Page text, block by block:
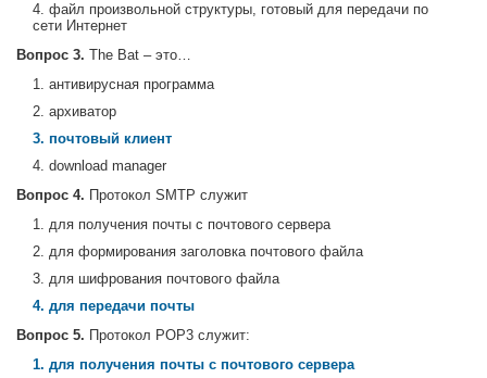
4. файл произвольной структуры, готовый для передачи по
сети Интернет
Вопрос 3. The Bat – это…
1. антивирусная программа
2. архиватор
3. почтовый клиент
4. download manager
Вопрос 4. Протокол SMTP служит
1. для получения почты с почтового сервера
2. для формирования заголовка почтового файла
3. для шифрования почтового файла
4. для передачи почты
Вопрос 5. Протокол POP3 служит:
1. для получения почты с почтового сервера